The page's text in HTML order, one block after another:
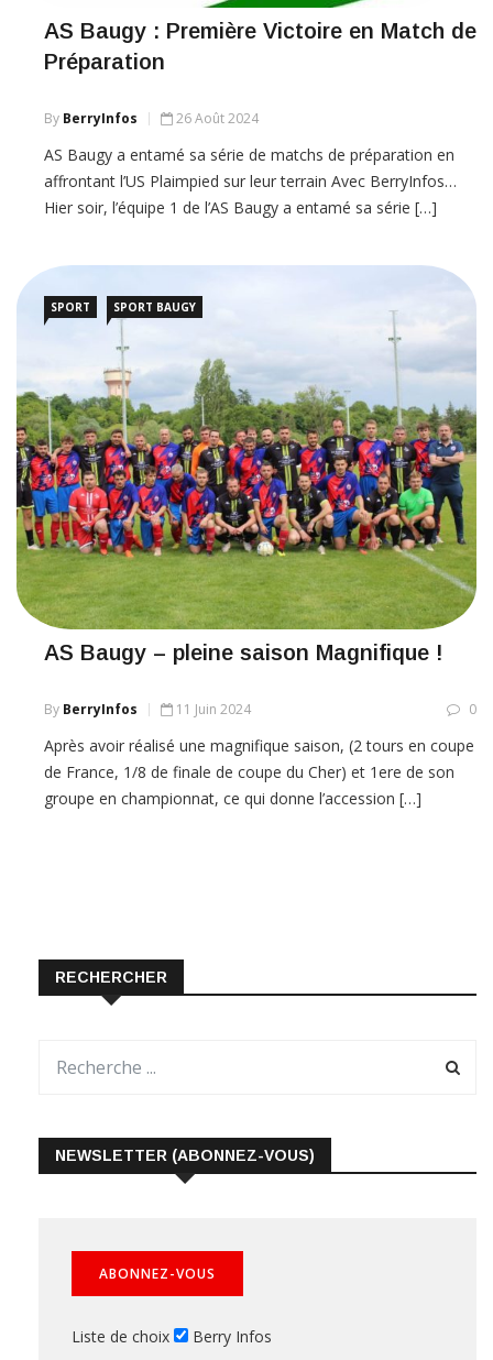
AS Baugy : Première Victoire en Match de
Préparation
By BerryInfos 26 Août 2024
AS Baugy a entamé sa série de matchs de préparation en
affrontant l’US Plaimpied sur leur terrain Avec BerryInfos…
Hier soir, l’équipe 1 de l’AS Baugy a entamé sa série […]
SPORT SPORT BAUGY
AS Baugy – pleine saison Magnifique !
By BerryInfos 11 Juin 2024 0
Après avoir réalisé une magnifique saison, (2 tours en coupe
de France, 1/8 de finale de coupe du Cher) et 1ere de son
groupe en championnat, ce qui donne l’accession […]
RECHERCHER
NEWSLETTER (ABONNEZ-VOUS)
Liste de choix Berry Infos